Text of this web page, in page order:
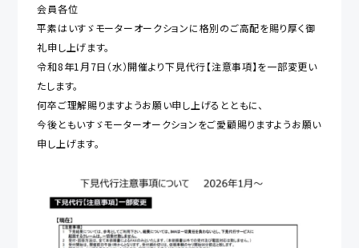
会員各位
平素はいすゞモーターオークションに格別のご高配を賜り厚く御
礼申し上げます。
令和8年1月7日（水）開催より下見代行【注意事項】を一部変更い
たします。
何卒ご理解賜りますようお願い申し上げるとともに、
今後ともいすゞモーターオークションをご愛顧賜りますようお願い
申し上げます。